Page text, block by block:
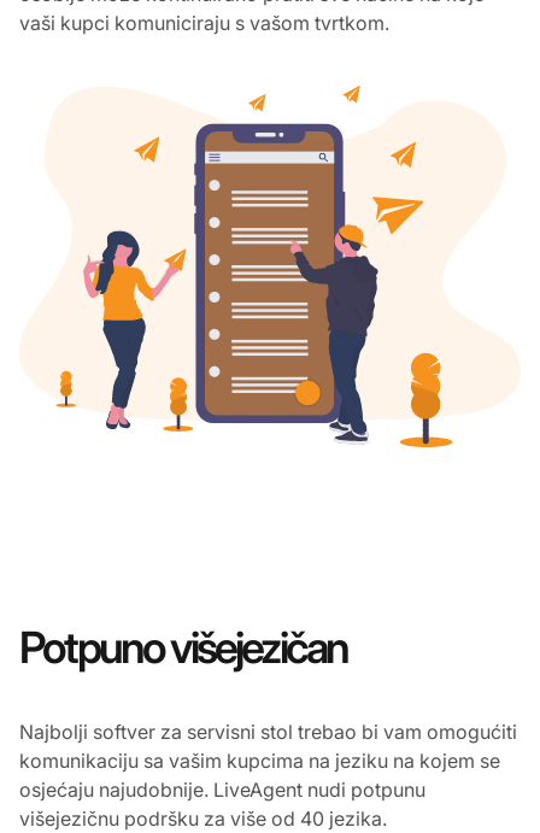
vaši kupci komuniciraju s vašom tvrtkom.
Potpuno višejezičan
Najbolji softver za servisni stol trebao bi vam omogućiti
komunikaciju sa vašim kupcima na jeziku na kojem se
osjećaju najudobnije. LiveAgent nudi potpunu
višejezičnu podršku za više od 40 jezika.